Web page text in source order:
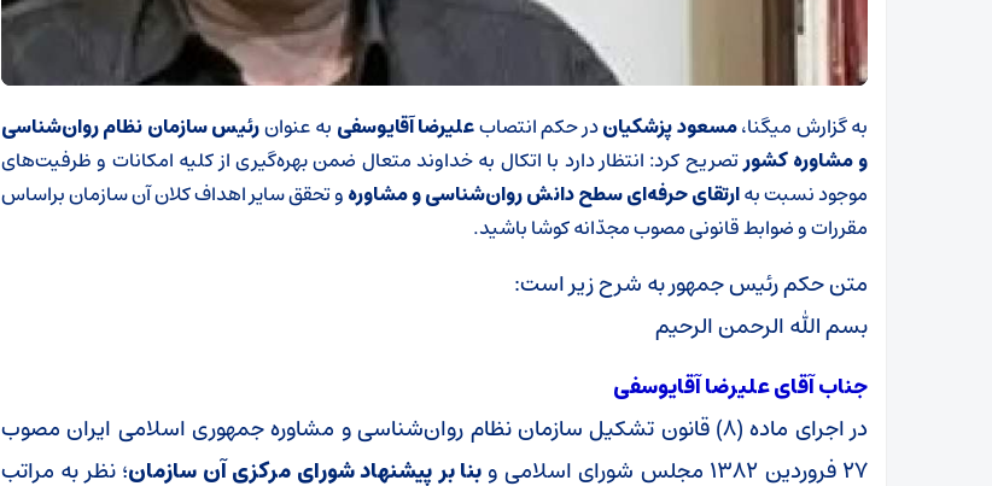
به گزارش میگنا،مسعود پزشکیاندر حکم انتصابعلیرضا آقایوسفی به عنوانرئیس سازمان نظام روان‌شناسی
و مشاوره کشورتصریح کرد‌: انتظار دارد با اتکال به خداوند متعال ضمن بهره‌گیری از کلیه امکانات و ظرفیت‌های
موجود نسبت بهارتقای حرفه‌ای سطح دانش روان‌شناسی و مشاورهو تحقق سایر اهداف کلان آن سازمان براساس
مقررات و ضوابط قانونی مصوب مجدّانه کوشا باشید.
متن حکم رئیس جمهور به شرح زیر است:
بسم الله الرحمن الرحیم
جناب آقای علیرضا آقایوسفی
در اجرای ماده (۸) قانون تشکیل سازمان نظام روان‌شناسی و مشاوره جمهوری اسلامی ایران مصوب
۲۷ فروردین ۱۳۸۲ مجلس شورای اسلامی و
بنا بر پیشنهاد شورای مرکزی آن سازمان؛ نظر به مراتب